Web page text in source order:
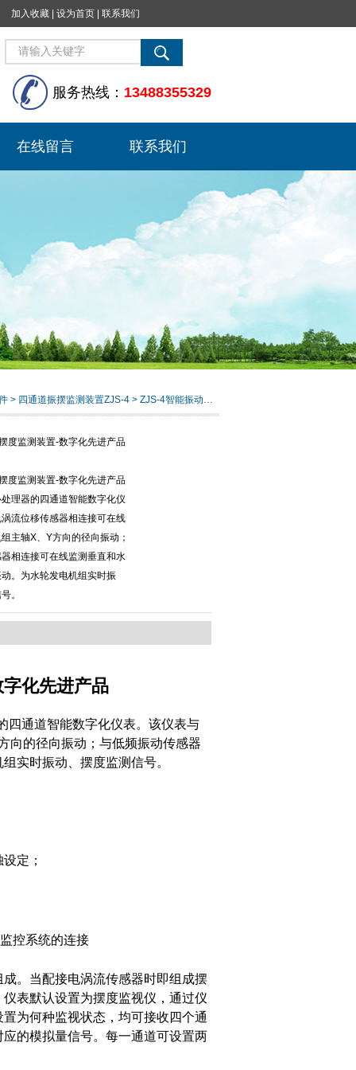
加入收藏 设为首页 联系我们
服务热线： 13488355329
在线留言 联系我们
> 四通道振摆监测装置ZJS-4 > ZJS-4智能振动摆度监测装置-数字化先进产品
度监测装置-数字化先进产品
度监测装置-数字化先进产品
理器的四通道智能数字化仪
流位移传感器相连接可在线
主轴X、Y方向的径向振动；
相连接可在线监测垂直和水
。为水轮发电机组实时振
。
化先进产品
通道智能数字化仪表。该仪表与
向的径向振动；与低频振动传感器
实时振动、摆度监测信号。
定；
监控系统的连接
。当配接电涡流传感器时即组成摆
表默认设置为摆度监视仪，通过仪
为何种监视状态，均可接收四个通
的模拟量信号。每一通道可设置两